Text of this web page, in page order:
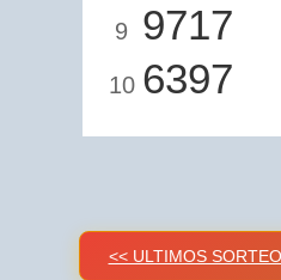
9 9717
10 6397
<< ULTIMOS